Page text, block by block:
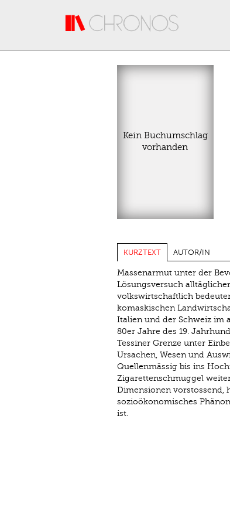
Kein Buchumschlag
vorhanden
KURZTEXT AUTOR/IN
Massenarmut unter der
Lösungsversuch
volkswirtschaftlich
komaskischen
Italien und der Schweiz im
80er Jahre des 19.
Tessiner Grenze unter
Ursachen, Wesen und
Quellenmässig bis ins
Zigarettenschmuggel
Dimensionen vorstossend,
sozioökonomisches
ist.